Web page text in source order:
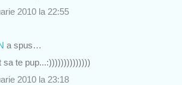
2010 la 22:55
a spus…
sa te pup...:))))))))))))))
2010 la 23:18